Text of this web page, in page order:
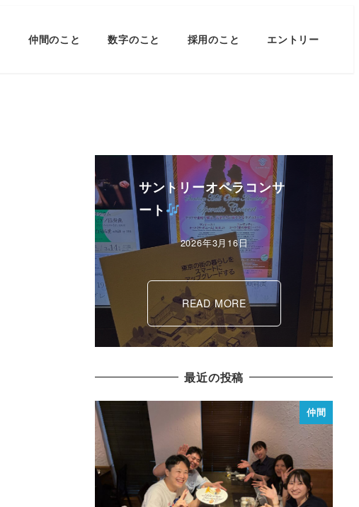
仲間のこと 数字のこと 採用のこと エントリー
サントリーオペラコンサ
ート
2026年3月16日
READ MORE
最近の投稿
仲間